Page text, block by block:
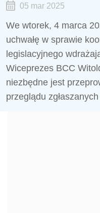
05 mar 2025
We wtorek, 4 marca
uchwałę w sprawie
legislacyjnego
Wiceprezes BCC
niezbędne jest
przeglądu